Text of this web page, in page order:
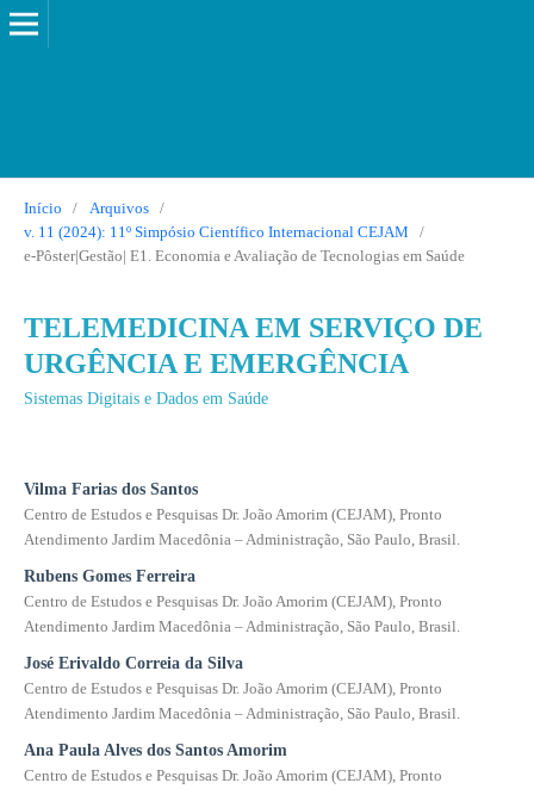
Início / Arquivos
/
v. 11 (2024): 11º Simpósio Científico Internacional CEJAM
/
e-Pôster|Gestão| E1. Economia e Avaliação de Tecnologias em Saúde
TELEMEDICINA EM SERVIÇO DE
URGÊNCIA E EMERGÊNCIA
Sistemas Digitais e Dados em Saúde
Vilma Farias dos Santos
Centro de Estudos e Pesquisas Dr. João Amorim (CEJAM), Pronto
Atendimento Jardim Macedônia – Administração, São Paulo, Brasil.
Rubens Gomes Ferreira
Centro de Estudos e Pesquisas Dr. João Amorim (CEJAM), Pronto
Atendimento Jardim Macedônia – Administração, São Paulo, Brasil.
José Erivaldo Correia da Silva
Centro de Estudos e Pesquisas Dr. João Amorim (CEJAM), Pronto
Atendimento Jardim Macedônia – Administração, São Paulo, Brasil.
Ana Paula Alves dos Santos Amorim
Centro de Estudos e Pesquisas Dr. João Amorim (CEJAM), Pronto